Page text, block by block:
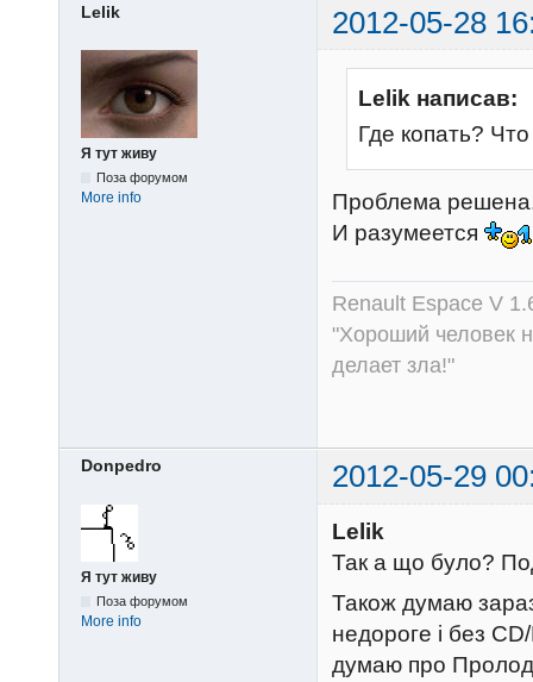
Lelik 2012-05-28
Я тут живу
Поза форумом
More info
Lelik написав:
Где копать?
Проблема
И разумеется
Renault Espace V
"Хороший человек
делает зла!"
Donpedro 2012-05-29
Я тут живу
Поза форумом
More info
Lelik
Так а що було?
Також думаю
недороге і без
думаю про